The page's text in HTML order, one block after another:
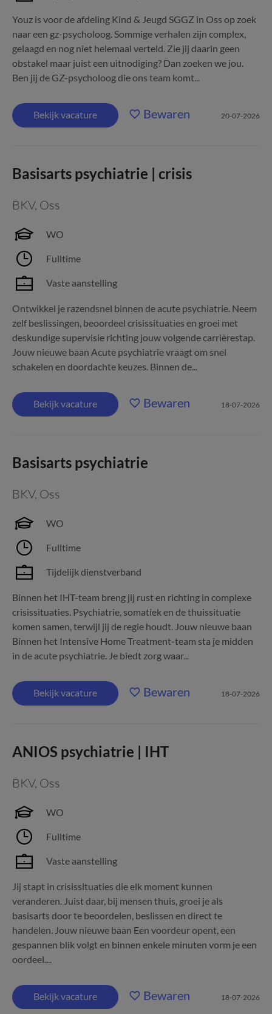
Youz is voor de afdeling Kind & Jeugd SGGZ in Oss op zoek
naar een gz-psycholoog. Sommige verhalen zijn complex,
gelaagd en nog niet helemaal verteld. Zie jij daarin geen
obstakel maar juist een uitnodiging? Dan zoeken we jou.
Ben jij de GZ-psycholoog die ons team komt...
Bekijk vacature Bewaren 20-07-2026
Basisarts psychiatrie | crisis
BKV, Oss
WO
Fulltime
Vaste aanstelling
Ontwikkel je razendsnel binnen de acute psychiatrie. Neem
zelf beslissingen, beoordeel crisissituaties en groei met
deskundige supervisie richting jouw volgende carrièrestap.
Jouw nieuwe baan Acute psychiatrie vraagt om snel
schakelen en doordachte keuzes. Binnen de...
Bekijk vacature Bewaren 18-07-2026
Basisarts psychiatrie
BKV, Oss
WO
Fulltime
Tijdelijk dienstverband
Binnen het IHT-team breng jij rust en richting in complexe
crisissituaties. Psychiatrie, somatiek en de thuissituatie
komen samen, terwijl jij de regie houdt. Jouw nieuwe baan
Binnen het Intensive Home Treatment-team sta je midden
in de acute psychiatrie. Je biedt zorg waar...
Bekijk vacature Bewaren 18-07-2026
ANIOS psychiatrie | IHT
BKV, Oss
WO
Fulltime
Vaste aanstelling
Jij stapt in crisissituaties die elk moment kunnen
veranderen. Juist daar, bij mensen thuis, groei je als
basisarts door te beoordelen, beslissen en direct te
handelen. Jouw nieuwe baan Een voordeur opent, een
gespannen blik volgt en binnen enkele minuten vorm je een
oordeel....
Bekijk vacature Bewaren 18-07-2026